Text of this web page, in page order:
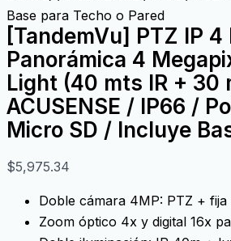
Base para Techo o Pared
[TandemVu] PTZ IP
Panorámica 4
Light (40 mts IR + 30
ACUSENSE / IP66 /
Micro SD / Incluye
$5,975.34
Doble cámara 4MP: PTZ +
Zoom óptico 4x y digital 16x